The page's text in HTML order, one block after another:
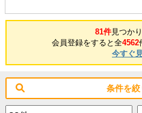
81件見つか
会員登録をすると全4562
今すぐ
条件を